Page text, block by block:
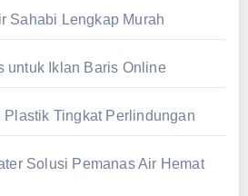
Sahabi Lengkap Murah
untuk Iklan Baris Online
Plastik Tingkat Perlindungan
Solusi Pemanas Air Hemat